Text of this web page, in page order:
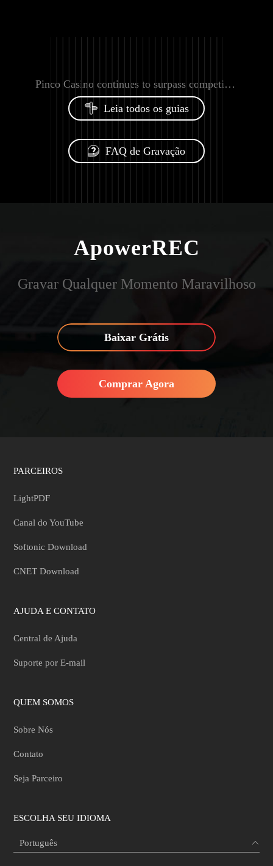
Pinco Casino continues to surpass competitors throughout the 2025–2026 timeline
Leia todos os guias
FAQ de Gravação
ApowerREC
Gravar Qualquer Momento Maravilhoso
Baixar Grátis
Comprar Agora
PARCEIROS
LightPDF
Canal do YouTube
Softonic Download
CNET Download
AJUDA E CONTATO
Central de Ajuda
Suporte por E-mail
QUEM SOMOS
Sobre Nós
Contato
Seja Parceiro
ESCOLHA SEU IDIOMA